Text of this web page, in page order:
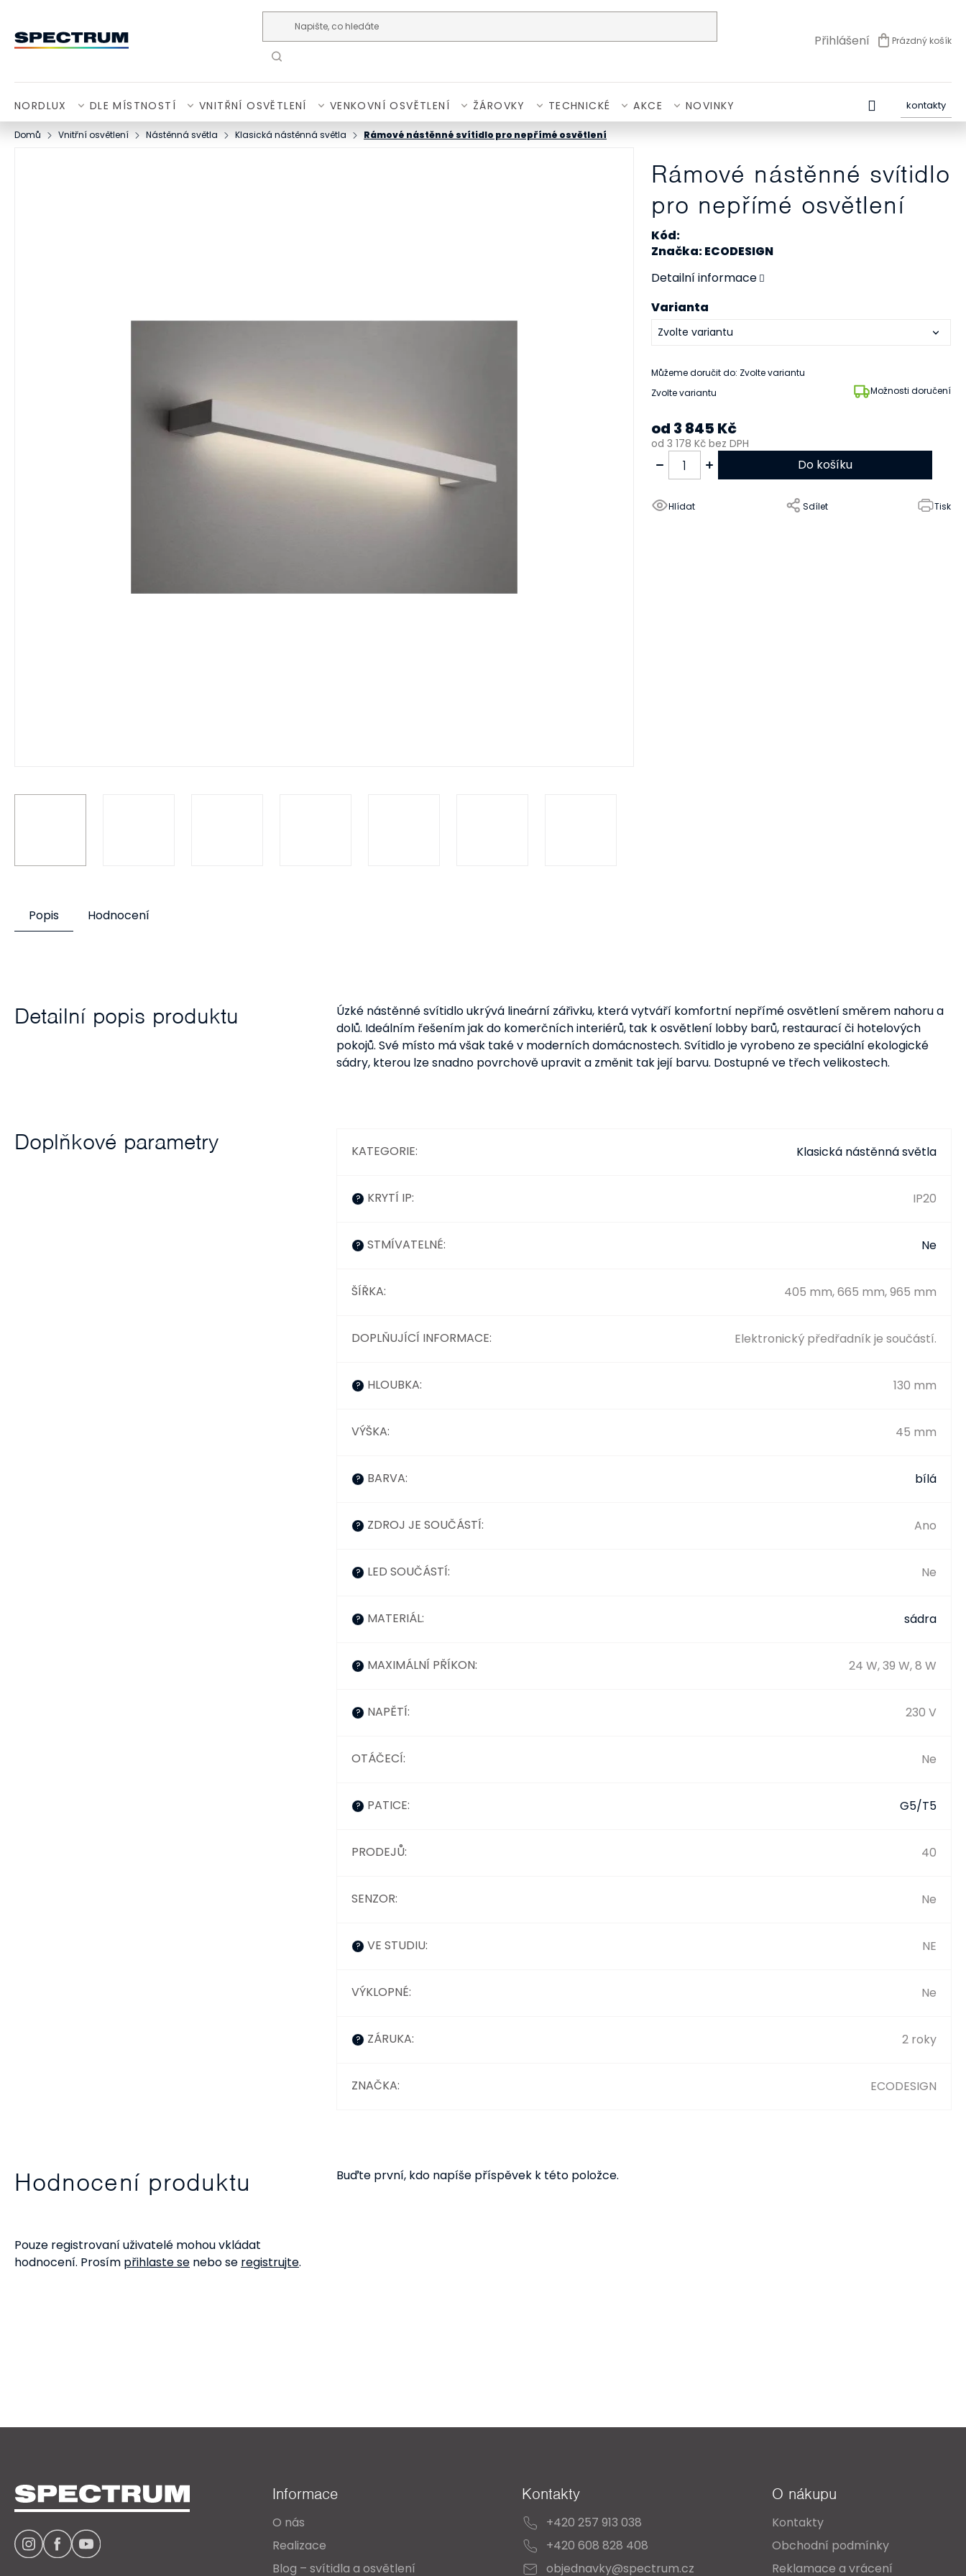
Přihlášení NÁKUPNÍ
Prázdný košík
NORDLUX DLE MÍSTNOSTÍ VNITŘNÍ OSVĚTLENÍ VENKOVNÍ OSVĚTLENÍ ŽÁROVKY TECHNICKÉ AKCE NOVINKY kontakty
Domů Vnitřní osvětlení Nástěnná světla Klasická nástěnná světla Rámové nástěnné svítidlo pro nepřímé osvětlení
Rámové nástěnné svítidlo
pro nepřímé osvětlení
Kód:
Značka: ECODESIGN
Zvolte variantu Možnosti doručení
Varianta
Můžeme doručit do: Zvolte variantu
Detailní informace
Tisk
Hlídat Sdílet
od 3 845 Kč
od 3 178 Kčbez DPH
Do košíku
Popis Hodnocení
Detailní popis produktu
Úzké nástěnné svítidlo ukrývá lineární zářivku, která vytváří komfortní nepřímé osvětlení směrem nahoru a
dolů. Ideálním řešením jak do komerčních interiérů, tak k osvětlení lobby barů, restaurací či hotelových
pokojů. Své místo má však také v moderních domácnostech. Svítidlo je vyrobeno ze speciální ekologické
sádry, kterou lze snadno povrchově upravit a změnit tak její barvu. Dostupné ve třech velikostech.
Doplňkové parametry KATEGORIE: Klasická nástěnná světla
? KRYTÍ IP: IP20
? STMÍVATELNÉ: Ne
ŠÍŘKA: 405 mm, 665 mm, 965 mm
DOPLŇUJÍCÍ INFORMACE: Elektronický předřadník je součástí.
? HLOUBKA: 130 mm
VÝŠKA: 45 mm
? BARVA: bílá
? ZDROJ JE SOUČÁSTÍ: Ano
? LED SOUČÁSTÍ: Ne
? MATERIÁL: sádra
? MAXIMÁLNÍ PŘÍKON: 24 W, 39 W, 8 W
? NAPĚTÍ: 230 V
OTÁČECÍ: Ne
? PATICE: G5/T5
PRODEJŮ: 40
SENZOR: Ne
? VE STUDIU: NE
VÝKLOPNÉ: Ne
? ZÁRUKA: 2 roky
ZNAČKA: ECODESIGN
Hodnocení produktu Buďte první, kdo napíše příspěvek k této položce.
Pouze registrovaní uživatelé mohou vkládat
hodnocení. Prosím přihlaste se nebo se registrujte.
p
Informace
O nás
Realizace
Blog – svítidla a osvětlení
Kontakty
+420 257 913 038
+420 608 828 408
objednavky@spectrum.cz
O nákupu
Kontakty
Obchodní podmínky
Reklamace a vrácení